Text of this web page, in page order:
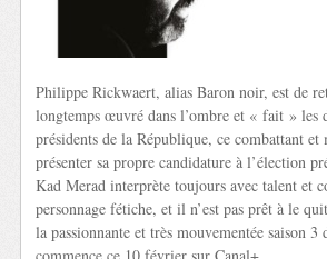
Philippe Rickwaert, alias Baron noir, est de
longtemps œuvré dans l’ombre et « fait » les
présidents de la République, ce combattant
présenter sa propre candidature à l’élection
Kad Merad interprète toujours avec talent et
personnage fétiche, et il n’est pas prêt à le
la passionnante et très mouvementée saison